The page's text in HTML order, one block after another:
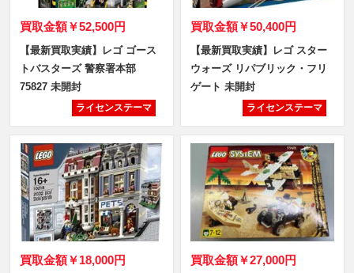
買取金額￥52,500円
【最新買取実績】レゴ ゴース
トバスターズ 警察署本部
75827 未開封
ライセンステーマ
買取金額￥50,400円
【最新買取実績】レゴ スター
ウォーズ リパブリック・フリ
ゲート 未開封
ライセンステーマ
買取金額￥18,000円 買取金額￥27,000円